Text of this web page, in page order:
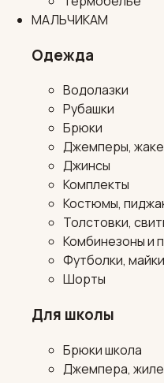
МАЛЬЧИКАМ
Одежда
Водолазки
Рубашки
Брюки
Джемперы,
Джинсы
Комплекты
Костюмы,
Толстовки,
Комбинезоны и
Футболки,
Шорты
Для школы
Брюки школа
Джемпера,